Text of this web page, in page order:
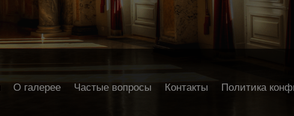
О галерее Частые вопросы Контакты Политика